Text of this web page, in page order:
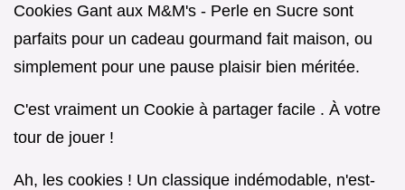
Cookies Gant aux M&M's - Perle en Sucre sont
parfaits pour un cadeau gourmand fait maison, ou
simplement pour une pause plaisir bien méritée.
C'est vraiment un Cookie à partager facile . À votre
tour de jouer !
Ah, les cookies ! Un classique indémodable, n'est-